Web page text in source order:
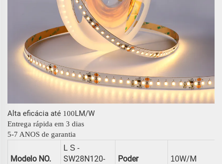
Alta eficácia até 100LM/W
Entrega rápida em 3 dias
5-7 ANOS de garantia
Modelo NO.
L S -
SW28N120-
Poder 10W/m